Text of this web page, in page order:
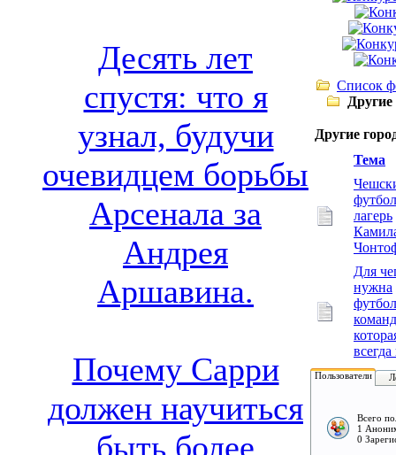
Десять лет
спустя: что я
узнал, будучи
очевидцем борьбы
Арсенала за
Андрея
Аршавина.
Почему Сарри
должен научиться
быть более
Список
Другие
Другие
Тема
лагерь
Для
нужна
Пользователи
Всего
1
0